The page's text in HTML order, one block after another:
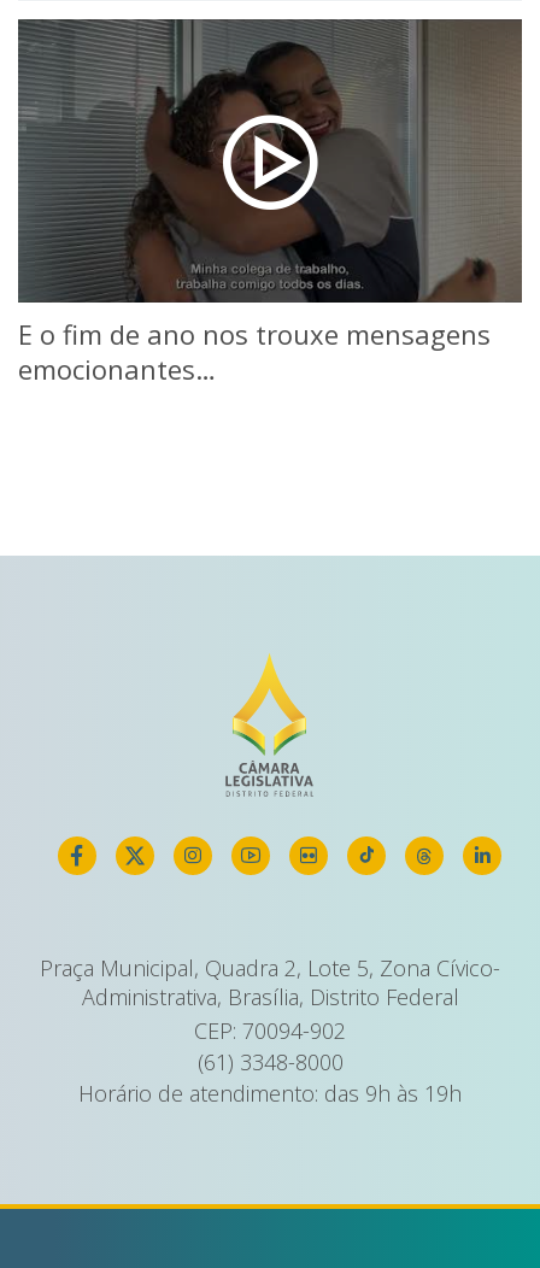
E o fim de ano nos trouxe mensagens
emocionantes…
Praça Municipal, Quadra 2, Lote 5, Zona Cívico-
Administrativa, Brasília, Distrito Federal
CEP: 70094-902
(61) 3348-8000
Horário de atendimento: das 9h às 19h